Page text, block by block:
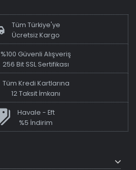
Tüm Türkiye'ye
Ücretsiz Kargo
%100 Güvenli Alışveriş
256 Bit SSL Sertifikası
Tüm Kredi Kartlarına
12 Taksit İmkanı
Havale - Eft
%5 İndirim